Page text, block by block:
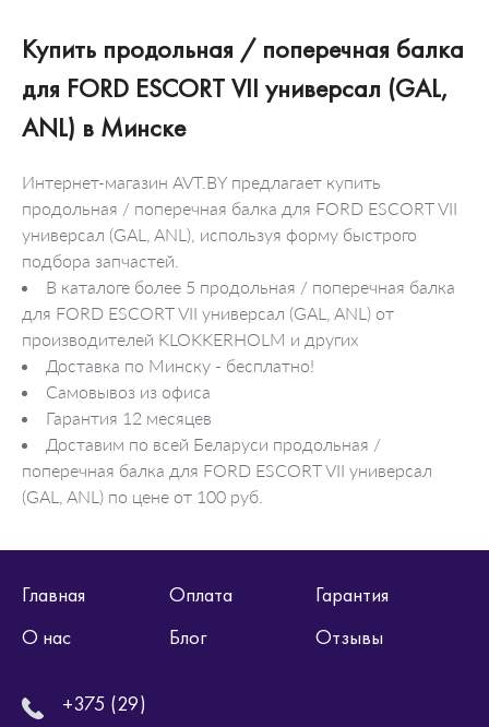
Купить продольная / поперечная балка
для FORD ESCORT VII универсал (GAL,
ANL) в Минске
Интернет-магазин AVT.BY предлагает купить
продольная / поперечная балка для FORD ESCORT VII
универсал (GAL, ANL), используя форму быстрого
подбора запчастей.
В каталоге более 5 продольная / поперечная балка
для FORD ESCORT VII универсал (GAL, ANL) от
производителей KLOKKERHOLM и других
Доставка по Минску - бесплатно!
Самовывоз из офиса
Гарантия 12 месяцев
Доставим по всей Беларуси продольная /
поперечная балка для FORD ESCORT VII универсал
(GAL, ANL) по цене от 100 руб.
Главная Оплата
Гарантия
О нас
Блог Отзывы
+375 (29)